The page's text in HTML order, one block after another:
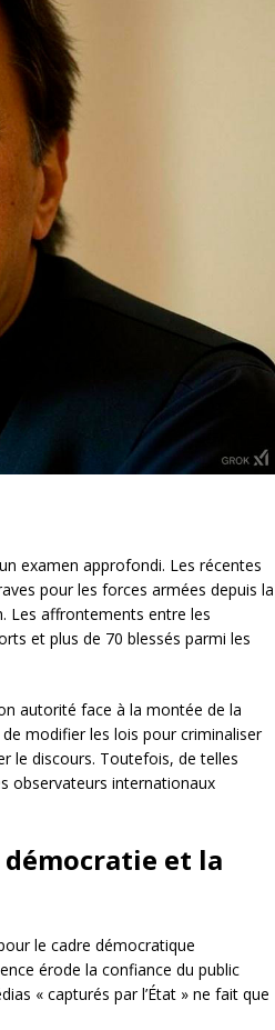
examen approfondi. Les récentes
pour les forces armées depuis la
Les affrontements entre les
et plus de 70 blessés parmi les
autorité face à la montée de la
modifier les lois pour criminaliser
le discours. Toutefois, de telles
observateurs internationaux
et la
le cadre démocratique
érode la confiance du public
« capturés par l’État » ne fait que